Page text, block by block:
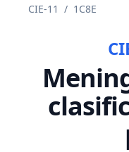
CIE-11 / 1C8E